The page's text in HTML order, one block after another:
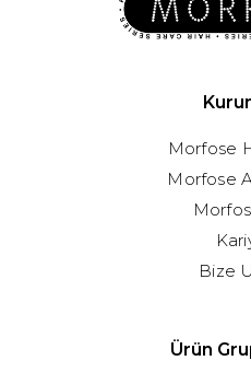
Morfose
Morfose
Bize
Ürün